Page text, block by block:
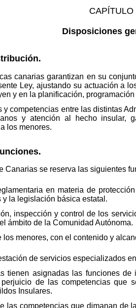
CAPÍTULO
Disposiciones
canarias garantizan en su
Ley, ajustando su actuación a
y en la planificación,
competencias entre las distintas
y atención al hecho insular,
los menores.
se reserva las siguientes
en materia de
y la legislación básica estatal.
inspección y control de los
ámbito de la Comunidad Autónoma.
menores, con el contenido y
de servicios especializados
asignadas las funciones de
de las competencias que
Insulares.
competencias que dimanan de